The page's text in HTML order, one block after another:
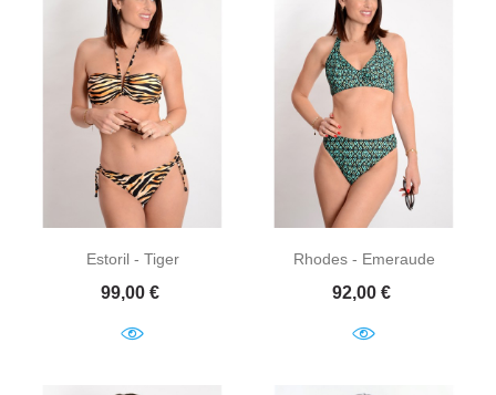
Estoril - Tiger
Prix
99,00 €
Rhodes - Emeraude
Prix
92,00 €